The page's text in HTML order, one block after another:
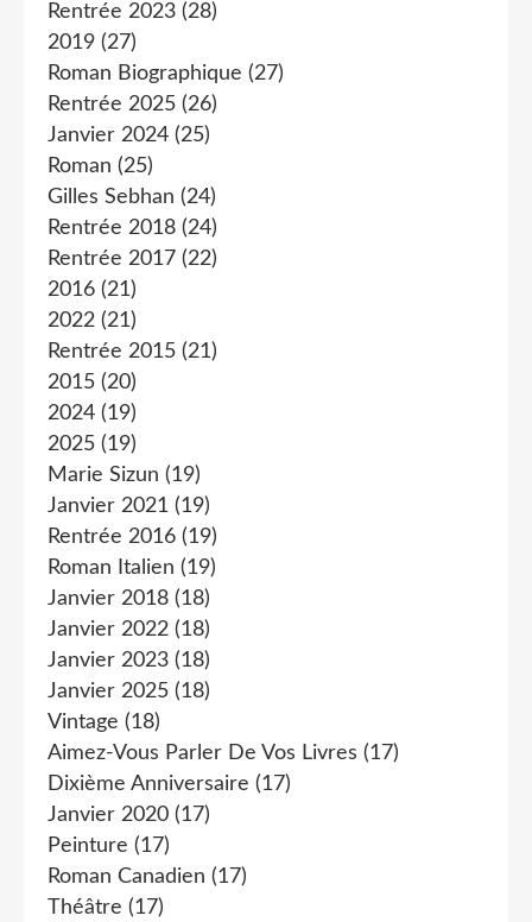
Rentrée 2023 (28)
2019 (27)
Roman Biographique (27)
Rentrée 2025 (26)
Janvier 2024 (25)
Roman (25)
Gilles Sebhan (24)
Rentrée 2018 (24)
Rentrée 2017 (22)
2016 (21)
2022 (21)
Rentrée 2015 (21)
2015 (20)
2024 (19)
2025 (19)
Marie Sizun (19)
Janvier 2021 (19)
Rentrée 2016 (19)
Roman Italien (19)
Janvier 2018 (18)
Janvier 2022 (18)
Janvier 2023 (18)
Janvier 2025 (18)
Vintage (18)
Aimez-Vous Parler De Vos Livres (17)
Dixième Anniversaire (17)
Janvier 2020 (17)
Peinture (17)
Roman Canadien (17)
Théâtre (17)